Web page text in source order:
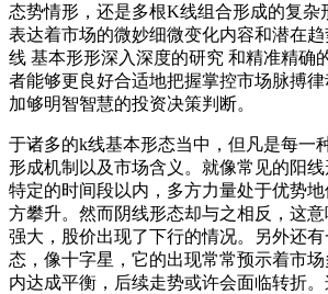
态势情形，还是多根K线组合形成的复杂
表达着市场的微妙细微变化内容和潜在
线 基本形形深入深度的研究 和精准精确
者能够更良好合适地把握掌控市场脉搏
加够明智智慧的投资决策判断。
于诸多的k线基本形态当中，但凡是每一
形成机制以及市场含义。就像常见的阳
特定的时间段以内，多方力量处于优势
方攀升。然而阴线形态却与之相反，这
强大，股价出现了下行的情况。另外还
态，像十字星，它的出现常常预示着市
内达成平衡，后续走势或许会面临转折